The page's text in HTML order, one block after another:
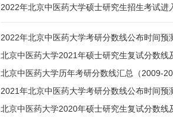
2022年北京中医药大学硕士研究生招生考试进
2022年北京中医药大学考研分数线公布时间预
北京中医药大学2021年硕士研究生复试分数线
北京中医药大学历年考研分数线汇总（2009-
2021年北京中医药大学考研分数线公布时间预
北京中医药大学2020年硕士研究生复试分数线